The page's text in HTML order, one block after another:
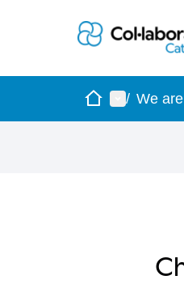
HomeMain menu
/ We